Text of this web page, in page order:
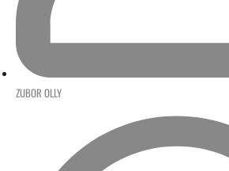
ZUBOR OLLY